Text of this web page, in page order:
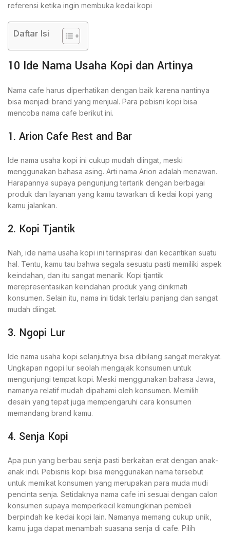
referensi ketika ingin membuka kedai kopi
Daftar Isi
10 Ide Nama Usaha Kopi dan Artinya
Nama cafe harus diperhatikan dengan baik karena nantinya
bisa menjadi brand yang menjual. Para pebisni kopi bisa
mencoba nama cafe berikut ini.
1. Arion Cafe Rest and Bar
Ide nama usaha kopi ini cukup mudah diingat, meski
menggunakan bahasa asing. Arti nama Arion adalah menawan.
Harapannya supaya pengunjung tertarik dengan berbagai
produk dan layanan yang kamu tawarkan di kedai kopi yang
kamu jalankan.
2. Kopi Tjantik
Nah, ide nama usaha kopi ini terinspirasi dari kecantikan suatu
hal. Tentu, kamu tau bahwa segala sesuatu pasti memiliki aspek
keindahan, dan itu sangat menarik. Kopi tjantik
merepresentasikan keindahan produk yang dinikmati
konsumen. Selain itu, nama ini tidak terlalu panjang dan sangat
mudah diingat.
3. Ngopi Lur
Ide nama usaha kopi selanjutnya bisa dibilang sangat merakyat.
Ungkapan ngopi lur seolah mengajak konsumen untuk
mengunjungi tempat kopi. Meski menggunakan bahasa Jawa,
namanya relatif mudah dipahami oleh konsumen. Memilih
desain yang tepat juga mempengaruhi cara konsumen
memandang brand kamu.
4. Senja Kopi
Apa pun yang berbau senja pasti berkaitan erat dengan anak-
anak indi. Pebisnis kopi bisa menggunakan nama tersebut
untuk memikat konsumen yang merupakan para muda mudi
pencinta senja. Setidaknya nama cafe ini sesuai dengan calon
konsumen supaya memperkecil kemungkinan pembeli
berpindah ke kedai kopi lain. Namanya memang cukup unik,
kamu juga dapat menambah suasana senja di cafe. Pilih